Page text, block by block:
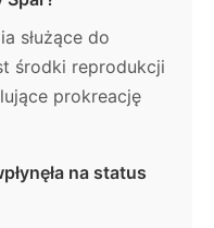
służące do
środki reprodukcji
prokreację
na status